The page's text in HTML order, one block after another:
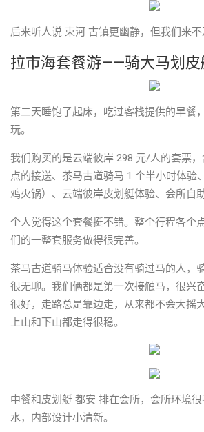
后来听人说 束河 古镇更幽静，但我们来不
拉市海套餐游——骑大马划皮
第二天睡饱了起床，吃过客栈提供的早餐
玩。
我们购买的是云端彼岸 298 元/人的套票
点的接送、茶马古道骑马 1 个半小时体验
鸡火锅）、云端彼岸皮划艇体验、会所自
个人觉得这个套餐挺不错。整个行程各个
们的一整套服务做得很完善。
茶马古道骑马体验适合没有骑过马的人，
很无聊。我们俩都是第一次接触马，很兴
很好，走路总是靠边走，从来都不会大摇
上山和下山都走得很稳。
中餐和皮划艇 都安 排在会所，会所环境
水，内部设计小清新。